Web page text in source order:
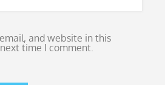
and website in this
time I comment.